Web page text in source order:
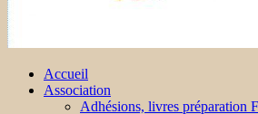
Accueil
Association
Adhésions, livres préparation